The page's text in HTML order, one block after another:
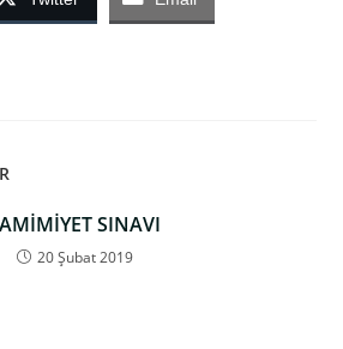
SINAVI
20 Şubat 2019